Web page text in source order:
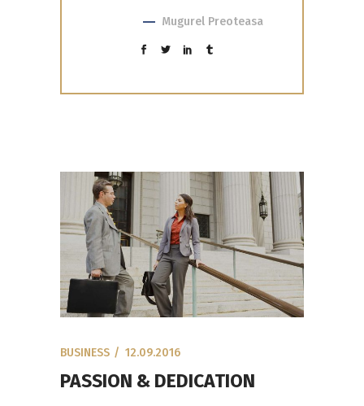
Mugurel Preoteasa
BUSINESS 12.09.2016
PASSION & DEDICATION